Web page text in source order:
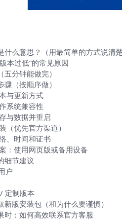
什么意思？（用最简单的方式说清
本过低”的常见原因
分钟能做完）
（按顺序做）
与更新方式
系统兼容性
与数据并重启
（优先官方渠道）
、时间和证书
：使用网页版或备用设备
细节建议
户
定制版本
新版安装包（和为什么要谨慎）
时：如何高效联系官方客服